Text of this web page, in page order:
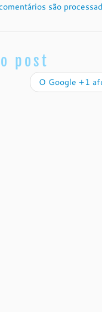
são
post
O Google +1